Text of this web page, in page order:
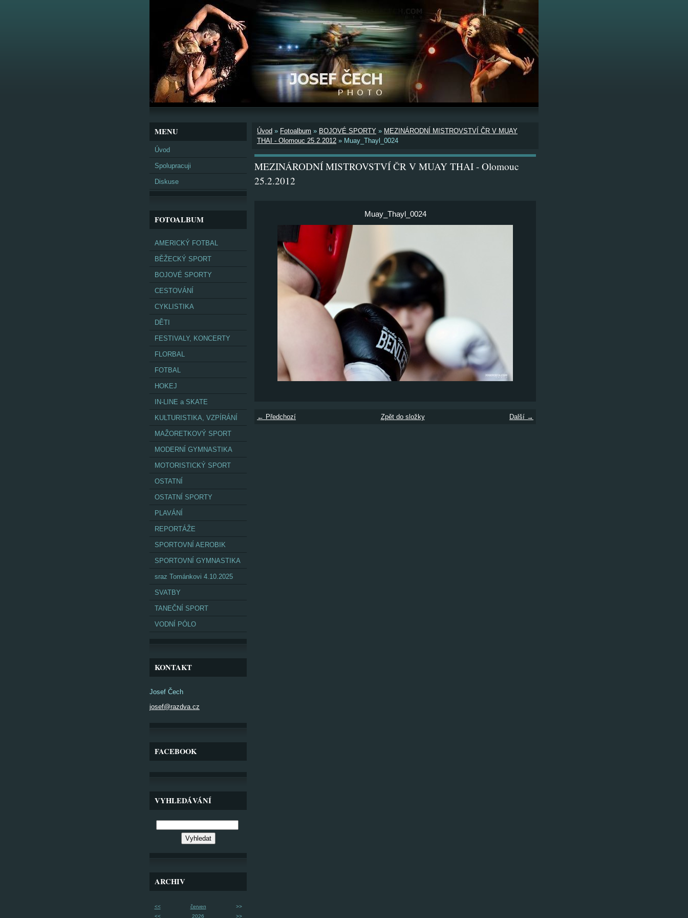
MENU
Úvod
Spolupracuji
Diskuse
FOTOALBUM
AMERICKÝ FOTBAL
BĚŽECKÝ SPORT
BOJOVÉ SPORTY
CESTOVÁNÍ
CYKLISTIKA
DĚTI
FESTIVALY, KONCERTY
FLORBAL
FOTBAL
HOKEJ
IN-LINE a SKATE
KULTURISTIKA, VZPÍRÁNÍ
MAŽORETKOVÝ SPORT
MODERNÍ GYMNASTIKA
MOTORISTICKÝ SPORT
OSTATNÍ
OSTATNÍ SPORTY
PLAVÁNÍ
REPORTÁŽE
SPORTOVNÍ AEROBIK
SPORTOVNÍ GYMNASTIKA
sraz Tománkovi 4.10.2025
SVATBY
TANEČNÍ SPORT
VODNÍ PÓLO
KONTAKT
Josef Čech
josef@razdva.cz
FACEBOOK
VYHLEDÁVÁNÍ
ARCHIV
<< červen
>>
<<
2026 >>
Úvod » Fotoalbum » BOJOVÉ SPORTY » MEZINÁRODNÍ MISTROVSTVÍ ČR V MUAY
THAI - Olomouc 25.2.2012 » Muay_Thayl_0024
MEZINÁRODNÍ MISTROVSTVÍ ČR V MUAY THAI - Olomouc
25.2.2012
Muay_Thayl_0024
← Předchozí Další →
Zpět do složky